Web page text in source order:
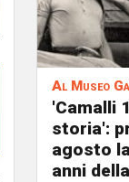
Al Museo
'Camalli
storia':
agosto
anni